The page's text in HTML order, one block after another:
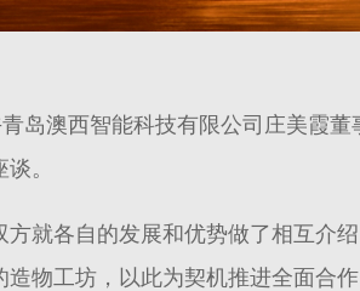
岛澳西智能科技有限公司庄美霞
。
方就各自的发展和优势做了相互介
造物工坊，以此为契机推进全面合